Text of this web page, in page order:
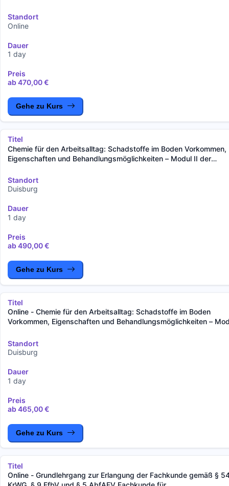
Standort
Online
Dauer
1 day
Preis
ab 470,00 €
Gehe zu Kurs
Titel
Chemie für den Arbeitsalltag: Schadstoffe im Boden Vorkommen,
Eigenschaften und Behandlungsmöglichkeiten – Modul II der
Standort
Duisburg
Dauer
1 day
Preis
ab 490,00 €
Gehe zu Kurs
Titel
Online - Chemie für den Arbeitsalltag: Schadstoffe im Boden
Vorkommen, Eigenschaften und Behandlungsmöglichkeiten –
Standort
Duisburg
Dauer
1 day
Preis
ab 465,00 €
Gehe zu Kurs
Titel
Online - Grundlehrgang zur Erlangung der Fachkunde gemäß §